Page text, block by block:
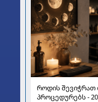
როდის შევიჭრათ
პროცედურებს -